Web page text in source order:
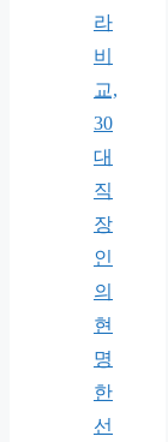
라
비
교,
30
대
직
장
인
의
현
명
한
선